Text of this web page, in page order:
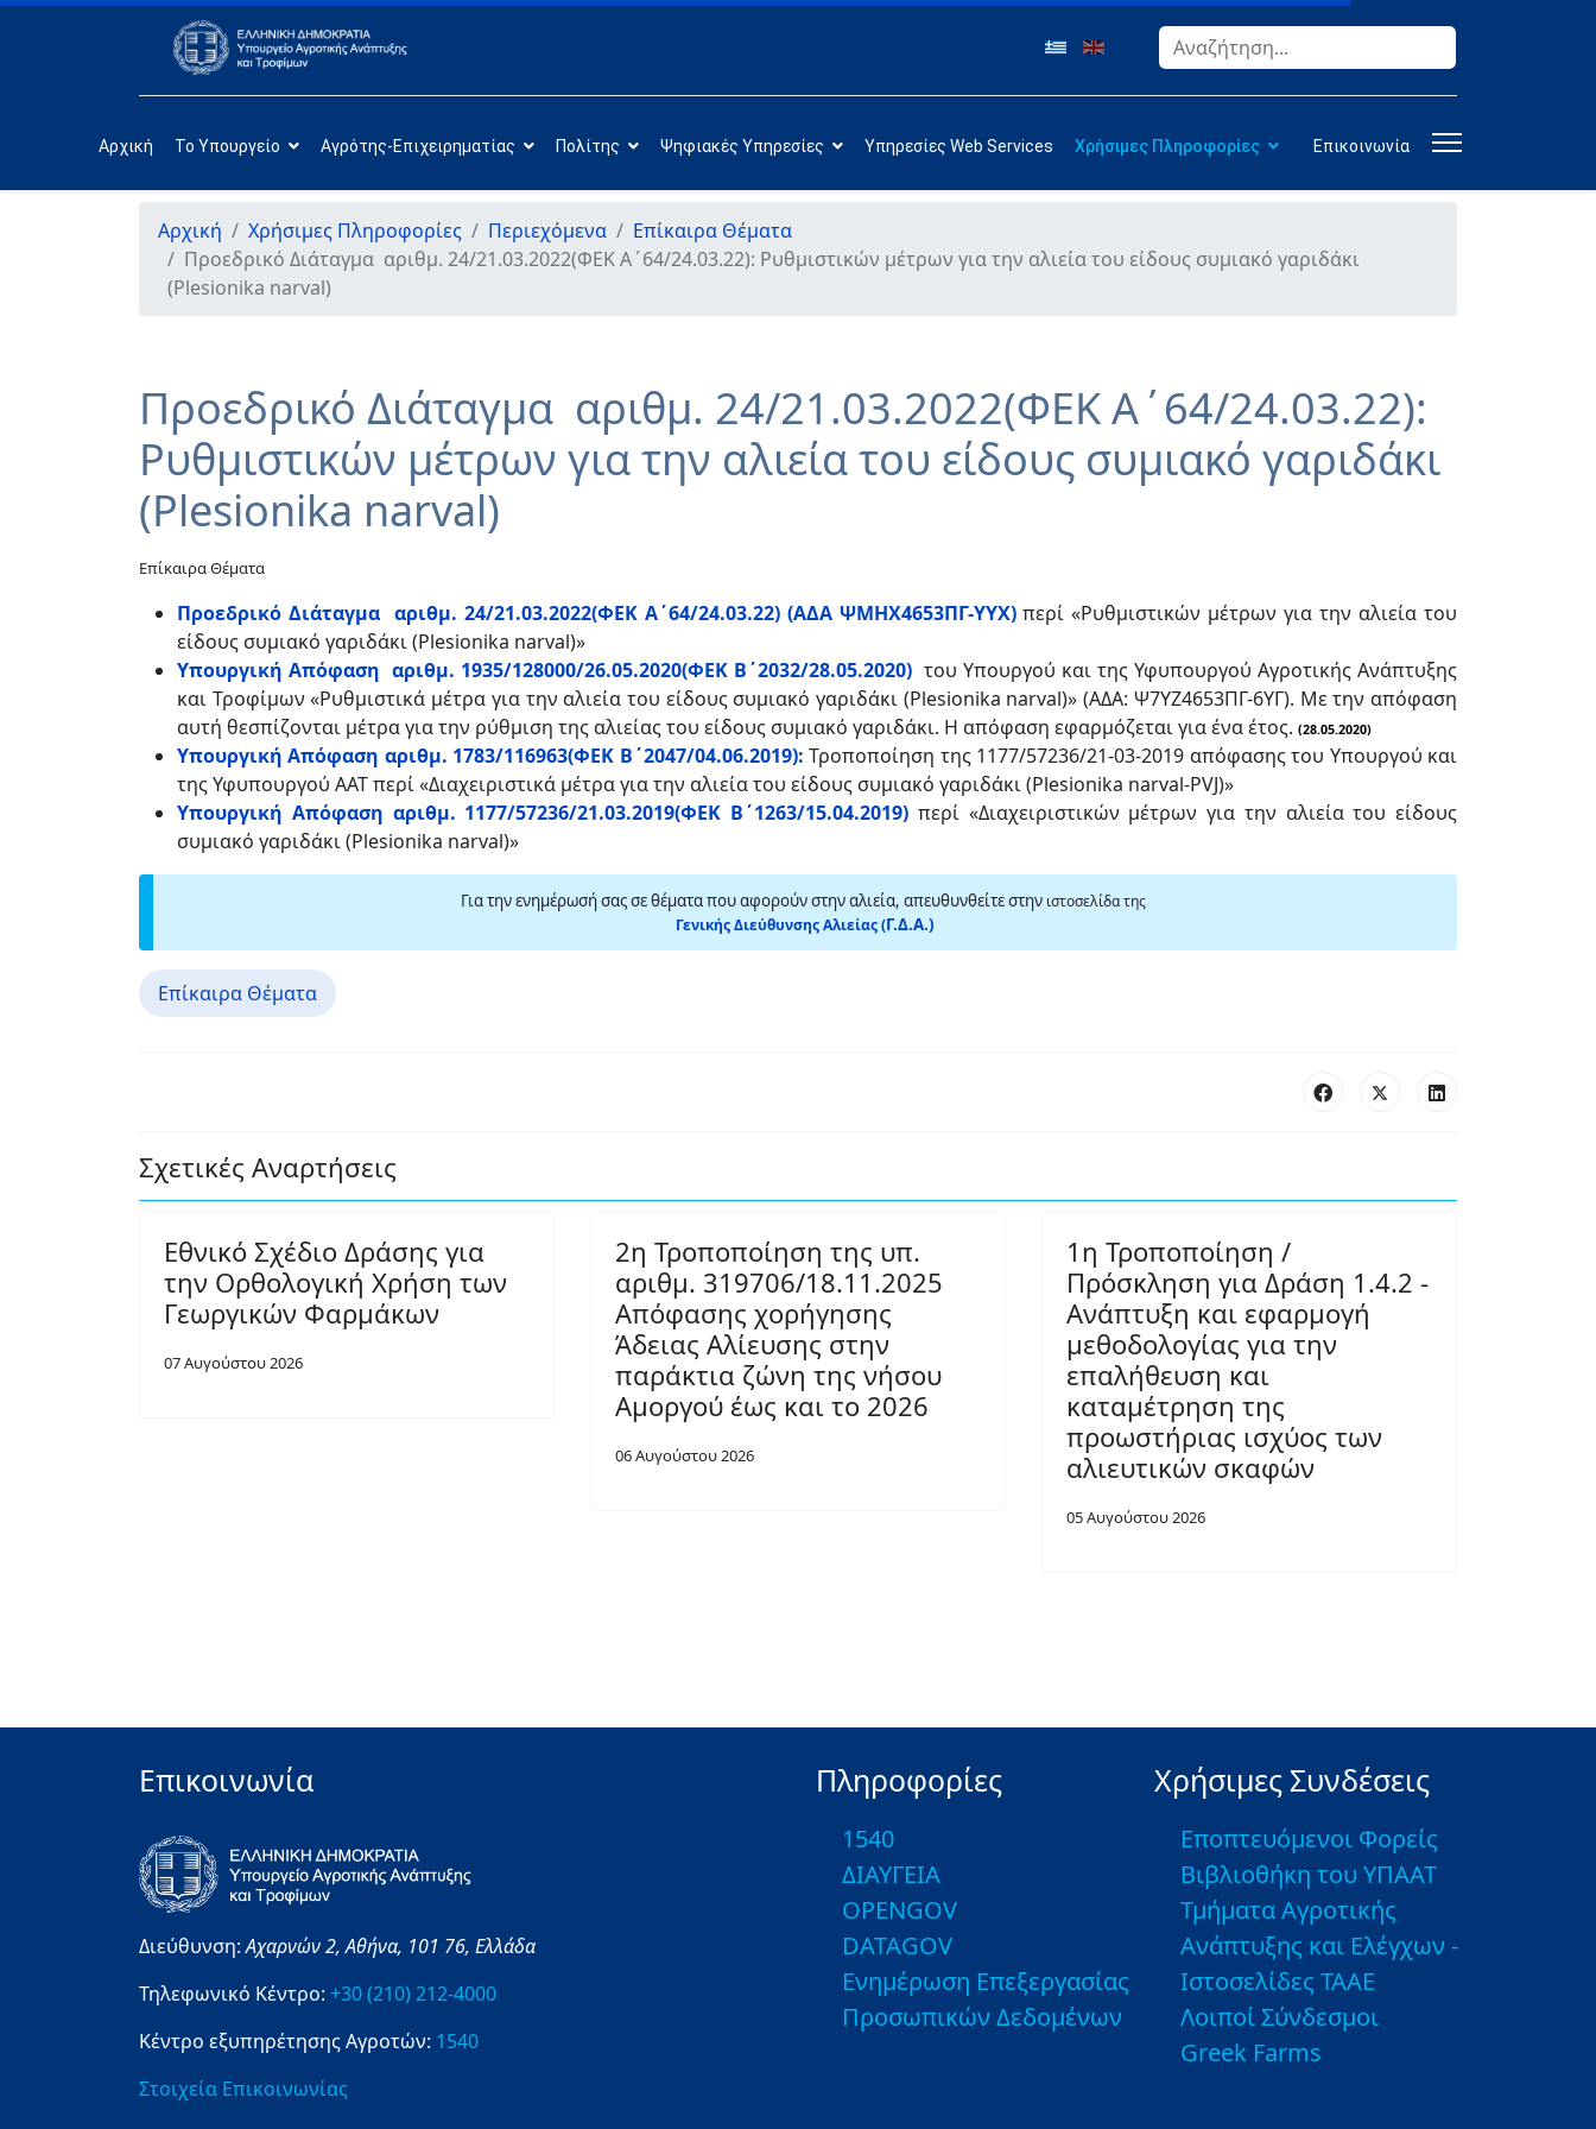
Αναζήτηση
Αρχική Το Υπουργείο Αγρότης-Επιχειρηματίας Πολίτης Ψηφιακές Υπηρεσίες Υπηρεσίες Web Services Χρήσιμες Πληροφορίες Επικοινωνία
Αρχική Χρήσιμες Πληροφορίες Περιεχόμενα
Επίκαιρα Θέματα
Προεδρικό Διάταγμα αριθμ. 24/21.03.2022(ΦΕΚ Α΄64/24.03.22): Ρυθμιστικών μέτρων για την αλιεία του είδους συμιακό γαριδάκι
(Plesionika narval)
Προεδρικό Διάταγμα αριθμ. 24/21.03.2022(ΦΕΚ Α΄64/24.03.22):
Ρυθμιστικών μέτρων για την αλιεία του είδους συμιακό γαριδάκι
(Plesionika narval)
Επίκαιρα Θέματα
Προεδρικό Διάταγμα αριθμ. 24/21.03.2022(ΦΕΚ Α΄64/24.03.22) (ΑΔΑ ΨΜΗΧ4653ΠΓ-ΥΥΧ)περί «Ρυθμιστικών μέτρων για την αλιεία του
είδους συμιακό γαριδάκι (Plesionika narval)»
Υπουργική Απόφαση αριθμ. 1935/128000/26.05.2020(ΦΕΚ Β΄2032/28.05.2020) του Υπουργού και της Υφυπουργού Αγροτικής Ανάπτυξης
και Τροφίμων «Ρυθμιστικά μέτρα για την αλιεία του είδους συμιακό γαριδάκι (Plesionika narval)» (ΑΔΑ: Ψ7ΥΖ4653ΠΓ-6ΥΓ). Με την απόφαση
αυτή θεσπίζονται μέτρα για την ρύθμιση της αλιείας του είδους συμιακό γαριδάκι. Η απόφαση εφαρμόζεται για ένα έτος. (28.05.2020)
Υπουργική Απόφαση αριθμ. 1783/116963(ΦΕΚ Β΄2047/04.06.2019): Τροποποίηση της 1177/57236/21-03-2019 απόφασης του Υπουργού και
της Υφυπουργού ΑΑΤπερί«Διαχειριστικά μέτρα για την αλιεία του είδους συμιακό γαριδάκι (Plesionika narval-PVJ)»
Υπουργική Απόφαση αριθμ. 1177/57236/21.03.2019(ΦΕΚ Β΄1263/15.04.2019) περί «Διαχειριστικών μέτρων για την αλιεία του είδους
συμιακό γαριδάκι (Plesionika narval)»
Για την ενημέρωσή σας σε θέματα που αφορούν στην αλιεία, απευθυνθείτε στην ιστοσελίδα της
Γενικής Διεύθυνσης Αλιείας (Γ.Δ.Α.)
Επίκαιρα Θέματα
Σχετικές Αναρτήσεις
Εθνικό Σχέδιο Δράσης για
την Ορθολογική Χρήση των
Γεωργικών Φαρμάκων
07 Αυγούστου 2026
2η Τροποποίηση της υπ.
αριθμ. 319706/18.11.2025
Απόφασης χορήγησης
Άδειας Αλίευσης στην
παράκτια ζώνη της νήσου
Αμοργού έως και το 2026
06 Αυγούστου 2026
1η Τροποποίηση /
Πρόσκληση για Δράση 1.4.2 -
Ανάπτυξη και εφαρμογή
μεθοδολογίας για την
επαλήθευση και
καταμέτρηση της
προωστήριας ισχύος των
αλιευτικών σκαφών
05 Αυγούστου 2026
Επικοινωνία
Διεύθυνση:Αχαρνών 2,Αθήνα, 101 76, Ελλάδα
Τηλεφωνικό Κέντρο: +30 (210) 212-4000
Κέντρο εξυπηρέτησης Αγροτών: 1540
Στοιχεία Επικοινωνίας
Πληροφορίες
1540
ΔΙΑΥΓΕΙΑ
OPENGOV
DATAGOV
Ενημέρωση Επεξεργασίας
Προσωπικών Δεδομένων
Χρήσιμες Συνδέσεις
Εποπτευόμενοι Φορείς
Βιβλιοθήκη του ΥΠΑΑΤ
Τμήματα Αγροτικής
Ανάπτυξης και Ελέγχων -
Ιστοσελίδες ΤΑΑΕ
Λοιποί Σύνδεσμοι
Greek Farms